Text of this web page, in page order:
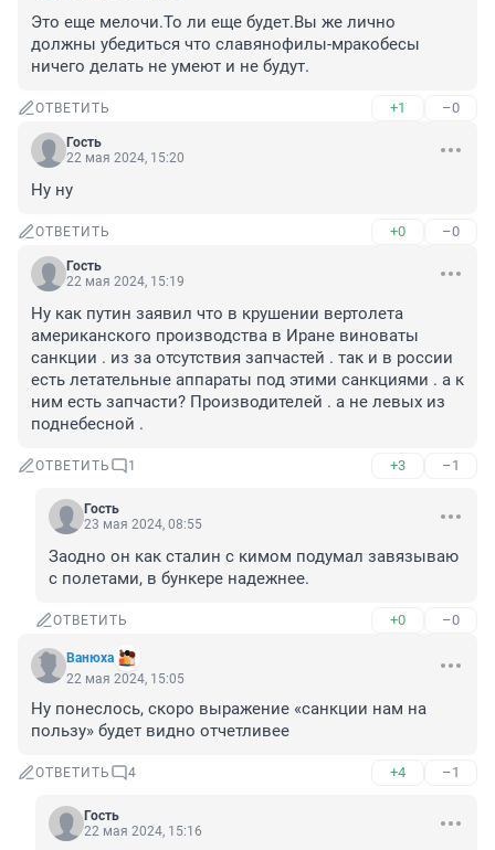
Это еще мелочи.То ли еще будет.Вы же лично
должны убедиться что славянофилы-мракобесы
ничего делать не умеют и не будут.
ОТВЕТИТЬ +1 –0
Гость
22 мая 2024, 15:20
Ну ну
ОТВЕТИТЬ +0 –0
Гость
22 мая 2024, 15:19
Ну как путин заявил что в крушении вертолета
американского производства в Иране виноваты
санкции . из за отсутствия запчастей . так и в россии
есть летательные аппараты под этими санкциями . а к
ним есть запчасти? Производителей . а не левых из
поднебесной .
ОТВЕТИТЬ 1 +3 –1
Гость
23 мая 2024, 08:55
Заодно он как сталин с кимом подумал завязываю
с полетами, в бункере надежнее.
ОТВЕТИТЬ +0 –0
Вaнюхa
22 мая 2024, 15:05
Ну понеслось, скоро выражение «санкции нам на
пользу» будет видно отчетливее
ОТВЕТИТЬ 4 +4 –1
Гость
22 мая 2024, 15:16